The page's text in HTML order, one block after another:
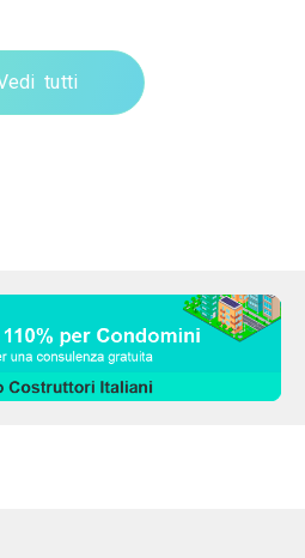
tutti